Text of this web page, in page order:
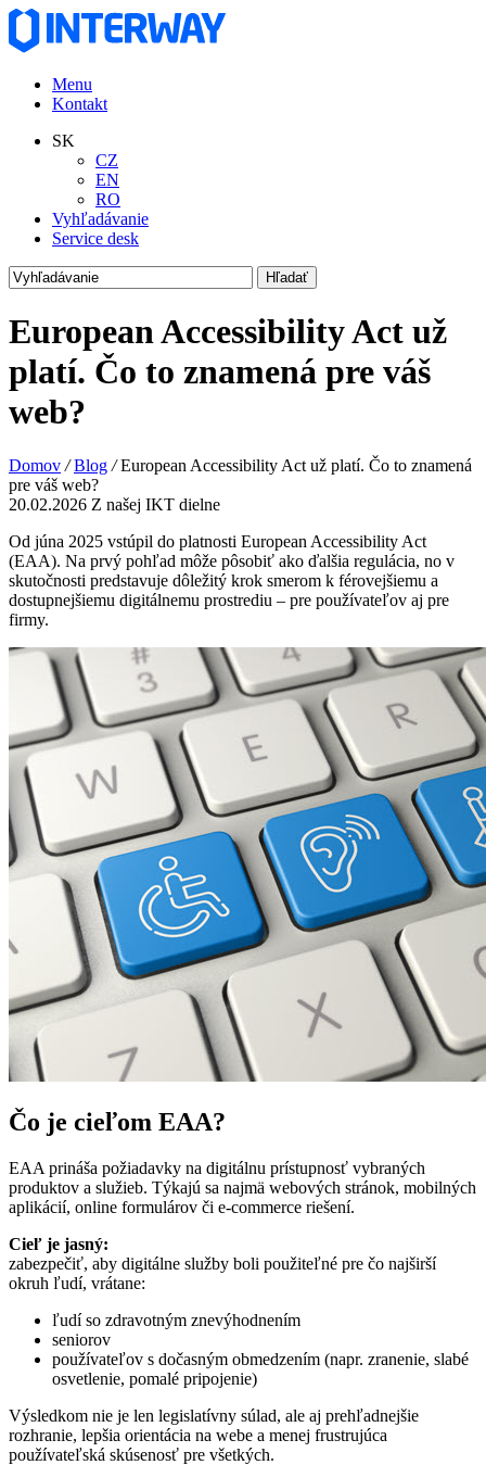
Menu
Kontakt
SK
CZ
EN
RO
Vyhľadávanie
Service desk
European Accessibility Act už
platí. Čo to znamená pre váš
web?
Domov / Blog /European Accessibility Act už platí. Čo to znamená
pre váš web?
20.02.2026 Z našej IKT dielne
Od júna 2025 vstúpil do platnosti European Accessibility Act
(EAA). Na prvý pohľad môže pôsobiť ako ďalšia regulácia, no v
skutočnosti predstavuje dôležitý krok smerom k férovejšiemu a
dostupnejšiemu digitálnemu prostrediu – pre používateľov aj pre
firmy.
Čo je cieľom EAA?
EAA prináša požiadavky na digitálnu prístupnosť vybraných
produktov a služieb. Týkajú sa najmä webových stránok, mobilných
aplikácií, online formulárov či e-commerce riešení.
Cieľ je jasný:
zabezpečiť, aby digitálne služby boli použiteľné pre čo najširší
okruh ľudí, vrátane:
ľudí so zdravotným znevýhodnením
seniorov
používateľov s dočasným obmedzením (napr. zranenie, slabé
osvetlenie, pomalé pripojenie)
Výsledkom nie je len legislatívny súlad, ale aj prehľadnejšie
rozhranie, lepšia orientácia na webe a menej frustrujúca
používateľská skúsenosť pre všetkých.